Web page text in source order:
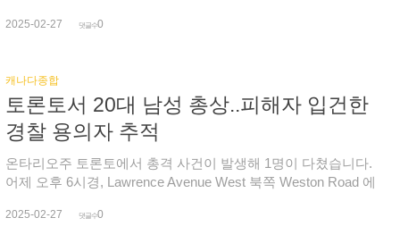
급실 전문가는 따뜻한 날씨에 제대로 냉장이나 냉동하지 않으면
에서 꺼내 두 시간을 넘은 것처럼 보이면 먹지 말고, 보기에 신선
하지 않아도 섭취하지 말 것을 당부했습니다. 위생 관리를 잘 하
는지, 주방에서 소독이나 세제를 사용하고 식기를 공유하지 않는
지 등도 살필 것을 조언했습니다. 손을 자주 씻는 것은 매우 중요
하며, 여행 보험 가입도 필요하다는 전문가는 식중독 등 리조트
에서 겪은 문제점등은 자세히 기록해두고, 이후 이메일을 통해
불만을 제기할 수 있다고 전했습니다.
행될 것으로 예상됩니다. 또한 미국은 3월 12일부터는 철강과 알
워싱턴에 파견, 트럼프 요구를 파악하고 협상에 나서고 있지만
어떤 조건을 내걸지는 여전히 불확실합니다. 이처럼 미국의 관세
위협이 이어지면서 캐나다에선 캐나다산 구매 운동이 확산하고
있습니다. 카페들은 아메리카노(Americano) 대신 캐나디아노
(Canadiano)로 개명해 선보이고 있습니다. 캐나다를 지지하는 모
습을 보여주는 것이 중요하다는 이들은 다른 이에게 밀려나거나
요하다고 강조했습니다.브리티시 컬럼비아 주의 키킹 호스 커피
인지 모델로, 5개의 표면 발열 요소를 갖추고 있으며, 검은색과
련해 2월 12일 기준 전국에서 8건의 사고와 경미한 화상 1건, 찰
과상 1건이 보고된 가운데 LG전자가 소비자들에게 무료 경고 라
벨과 부착 지침을 제공할 예정이라며, 이 지침을 기다리는 동안
제품을 계속 사용할 수 있지만 레인지를 사용하지 않을 때는 반
드시 컨트롤 락(제어 잠금) 기능을 활성화해 가열 요소가 작동하
지 않도록 해야 한다고 안내했습니다. 리콜 대상 제품의 구체적
2025-02-27 댓글수0
캐나다종합
토론토서 20대 남성 총상..피해자 입건한
경찰 용의자 추적
온타리오주 토론토에서 총격 사건이 발생해 1명이 다쳤습니다.
어제 오후 6시경, Lawrence Avenue West 북쪽 Weston Road 에
했지만 생명엔 지장이 없는 것으로 알려졌습니다. 경찰이 이 피
2025-02-27 댓글수0